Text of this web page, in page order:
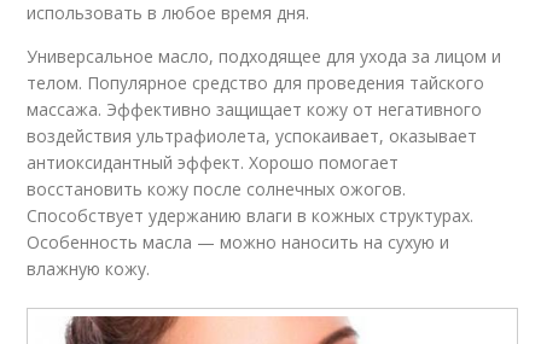
использовать в любое время дня.
Универсальное масло, подходящее для ухода за лицом и
телом. Популярное средство для проведения тайского
массажа. Эффективно защищает кожу от негативного
воздействия ультрафиолета, успокаивает, оказывает
антиоксидантный эффект. Хорошо помогает
восстановить кожу после солнечных ожогов.
Способствует удержанию влаги в кожных структурах.
Особенность масла — можно наносить на сухую и
влажную кожу.